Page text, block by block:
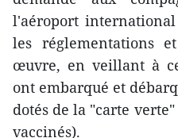
l'aéroport
les réglementations
œuvre, en veillant à
ont embarqué et
dotés de la "carte
vaccinés).